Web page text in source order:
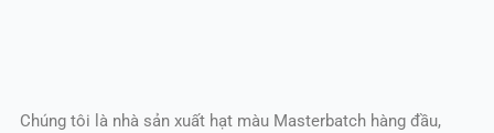
Chúng tôi là nhà sản xuất hạt màu Masterbatch hàng đầu,